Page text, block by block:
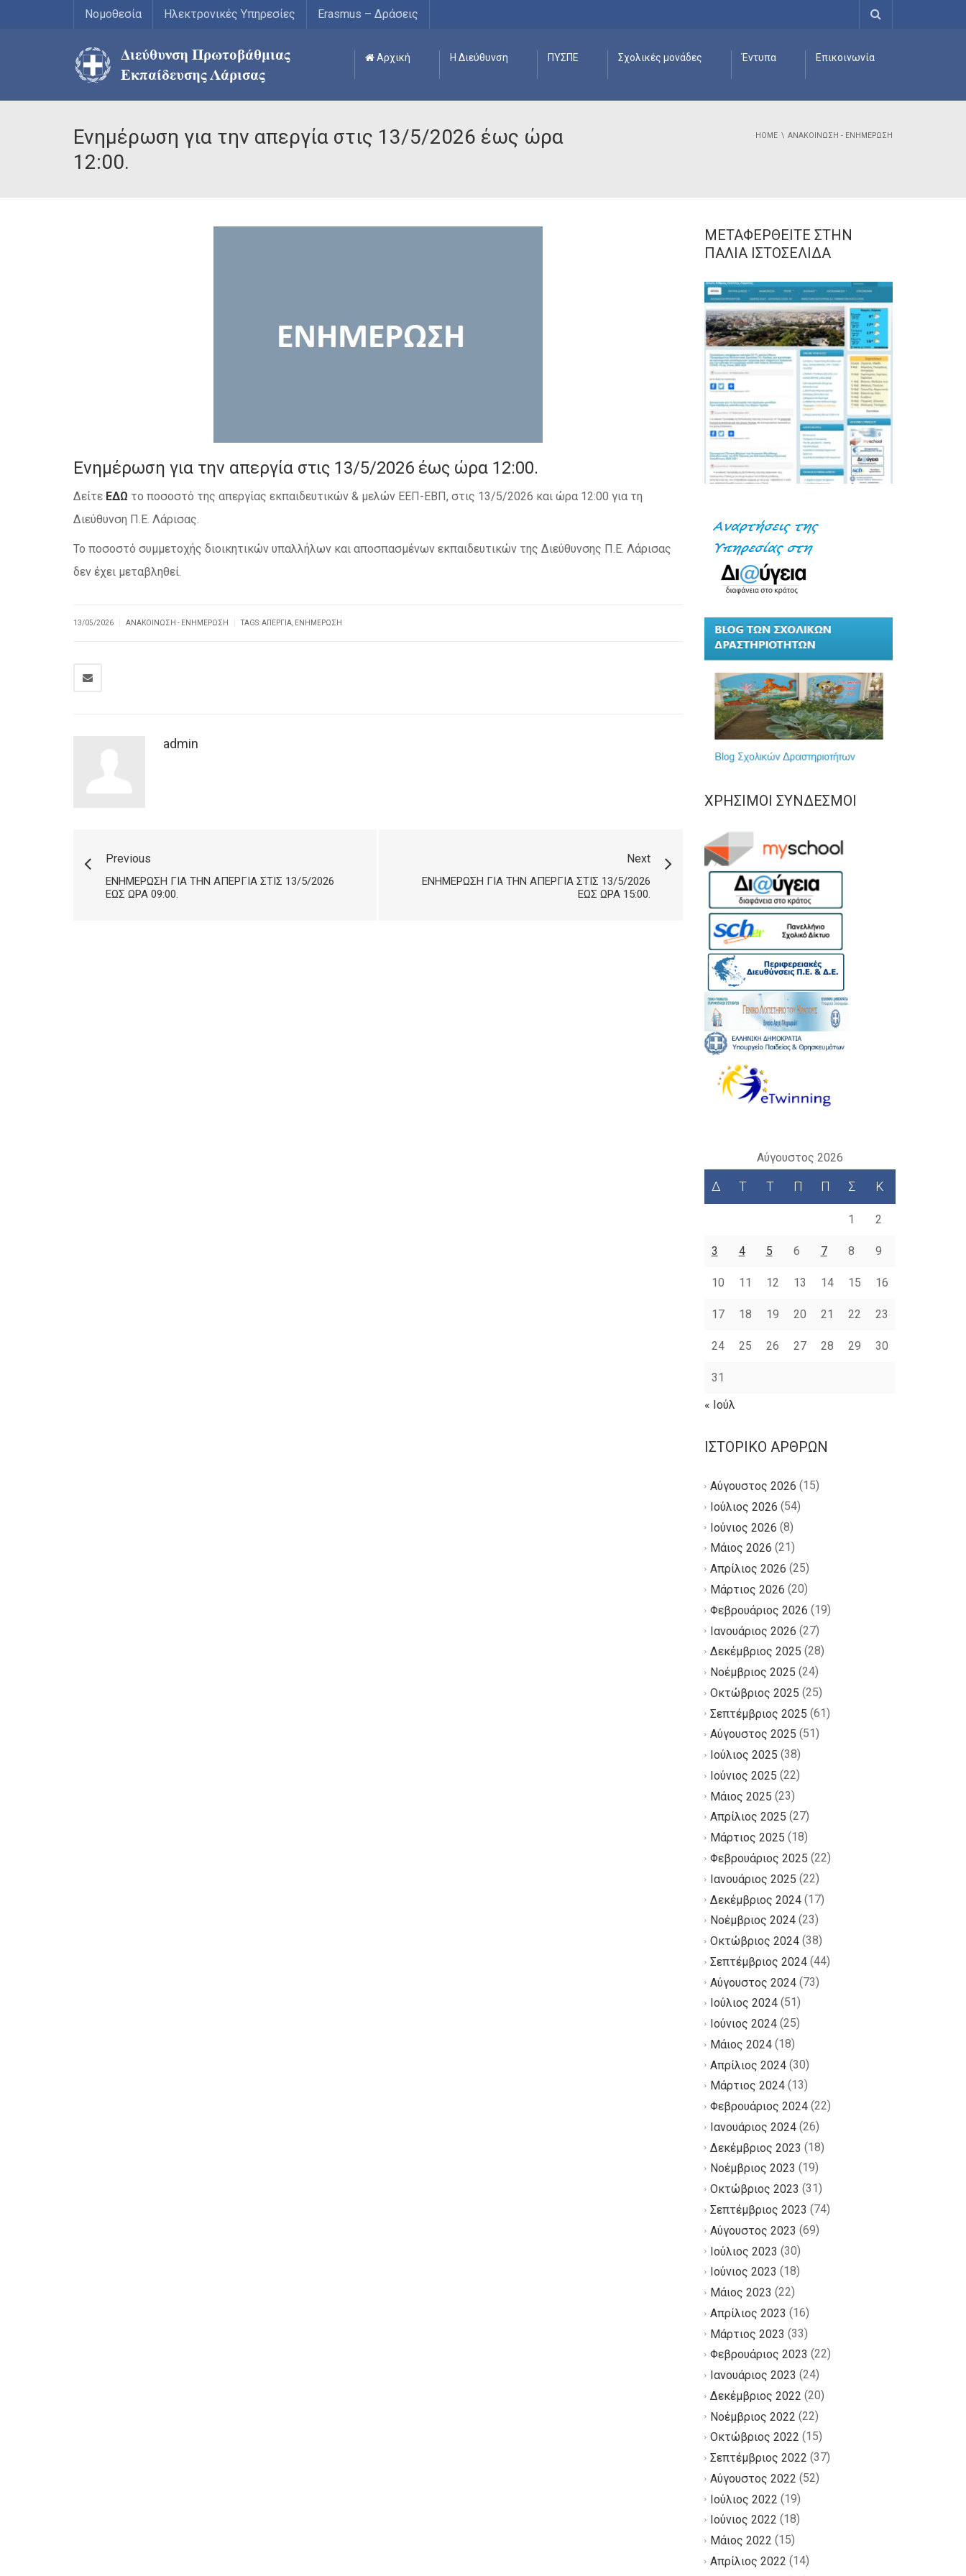
Νομοθεσία Ηλεκτρονικές Υπηρεσίες Erasmus – Δράσεις
Αρχική Η Διεύθυνση ΠΥΣΠΕ Σχολικές μονάδες Έντυπα Επικοινωνία
Ενημέρωση για την απεργία στις 13/5/2026 έως ώρα
12:00.
HOME ΑΝΑΚΟΊΝΩΣΗ - ΕΝΗΜΈΡΩΣΗ
Ενημέρωση για την απεργία στις 13/5/2026 έως ώρα 12:00.
Δείτε ΕΔΩ το ποσοστό της απεργίας εκπαιδευτικών & μελών ΕΕΠ-ΕΒΠ, στις 13/5/2026 και ώρα 12:00 για τη
Διεύθυνση Π.Ε. Λάρισας.
Το ποσοστό συμμετοχής διοικητικών υπαλλήλων και αποσπασμένων εκπαιδευτικών της Διεύθυνσης Π.Ε. Λάρισας
δεν έχει μεταβληθεί.
13/05/2026 ΑΝΑΚΟΊΝΩΣΗ - ΕΝΗΜΈΡΩΣΗ TAGS:ΑΠΕΡΓΊΑ ΕΝΗΜΈΡΩΣΗ
admin
Previous
ΕΝΗΜΈΡΩΣΗ ΓΙΑ ΤΗΝ ΑΠΕΡΓΊΑ ΣΤΙΣ 13/5/2026
ΈΩΣ ΏΡΑ 09:00.
Next
ΕΝΗΜΈΡΩΣΗ ΓΙΑ ΤΗΝ ΑΠΕΡΓΊΑ ΣΤΙΣ 13/5/2026
ΈΩΣ ΏΡΑ 15:00.
ΜΕΤΑΦΕΡΘΕΊΤΕ ΣΤΗΝ
ΠΑΛΙΆ ΙΣΤΟΣΕΛΊΔΑ
ΧΡΉΣΙΜΟΙ ΣΎΝΔΕΣΜΟΙ
Αύγουστος 2026
Δ Τ Τ Π Π Σ Κ
1 2
3 4 5 6 7 8 9
10 11 12 13 14 15 16
17 18 19 20 21 22 23
24 25 26 27 28 29 30
31
« Ιούλ
ΙΣΤΟΡΙΚΌ ΆΡΘΡΩΝ
Αύγουστος 2026 (15)
Ιούλιος 2026 (54)
Ιούνιος 2026 (8)
Μάιος 2026 (21)
Απρίλιος 2026 (25)
Μάρτιος 2026 (20)
Φεβρουάριος 2026 (19)
Ιανουάριος 2026 (27)
Δεκέμβριος 2025 (28)
Νοέμβριος 2025 (24)
Οκτώβριος 2025 (25)
Σεπτέμβριος 2025 (61)
Αύγουστος 2025 (51)
Ιούλιος 2025 (38)
Ιούνιος 2025 (22)
Μάιος 2025 (23)
Απρίλιος 2025 (27)
Μάρτιος 2025 (18)
Φεβρουάριος 2025 (22)
Ιανουάριος 2025 (22)
Δεκέμβριος 2024(17)
Νοέμβριος 2024(23)
Οκτώβριος 2024(38)
Σεπτέμβριος 2024(44)
Αύγουστος 2024(73)
Ιούλιος 2024(51)
Ιούνιος 2024(25)
Μάιος 2024(18)
Απρίλιος 2024(30)
Μάρτιος 2024(13)
Φεβρουάριος 2024(22)
Ιανουάριος 2024(26)
Δεκέμβριος 2023 (18)
Νοέμβριος 2023 (19)
Οκτώβριος 2023 (31)
Σεπτέμβριος 2023 (74)
Αύγουστος 2023 (69)
Ιούλιος 2023 (30)
Ιούνιος 2023 (18)
Μάιος 2023 (22)
Απρίλιος 2023 (16)
Μάρτιος 2023 (33)
Φεβρουάριος 2023 (22)
Ιανουάριος 2023 (24)
Δεκέμβριος 2022 (20)
Νοέμβριος 2022 (22)
Οκτώβριος 2022 (15)
Σεπτέμβριος 2022 (37)
Αύγουστος 2022 (52)
Ιούλιος 2022 (19)
Ιούνιος 2022 (18)
Μάιος 2022 (15)
Απρίλιος 2022 (14)